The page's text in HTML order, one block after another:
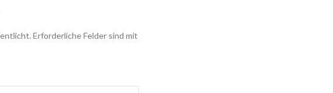
Erforderliche Felder sind mit